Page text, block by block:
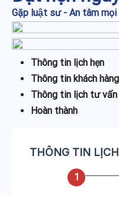
Gặp luật sư - An tâm
Thông tin lịch hẹn
Thông tin khách hàng
Thông tin lịch tư vấn
Hoàn thành
THÔNG TIN
1